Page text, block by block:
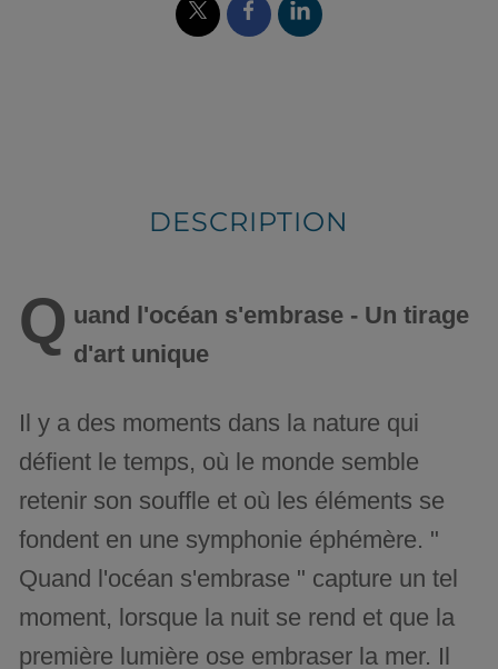
DESCRIPTION
Q uand l'océan s'embrase - Un tirage
d'art unique
Il y a des moments dans la nature qui
défient le temps, où le monde semble
retenir son souffle et où les éléments se
fondent en une symphonie éphémère. "
Quand l'océan s'embrase " capture un tel
moment, lorsque la nuit se rend et que la
première lumière ose embraser la mer. Il